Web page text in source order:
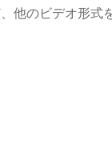
のビデオ形式